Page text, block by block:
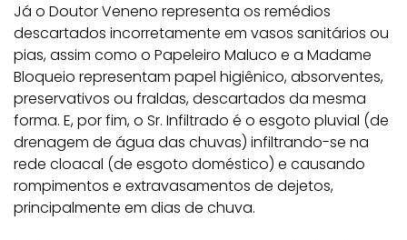
Já o Doutor Veneno representa os remédios
descartados incorretamente em vasos sanitários ou
pias, assim como o Papeleiro Maluco e a Madame
Bloqueio representam papel higiênico, absorventes,
preservativos ou fraldas, descartados da mesma
forma. E, por fim, o Sr. Infiltrado é o esgoto pluvial (de
drenagem de água das chuvas) infiltrando-se na
rede cloacal (de esgoto doméstico) e causando
rompimentos e extravasamentos de dejetos,
principalmente em dias de chuva.